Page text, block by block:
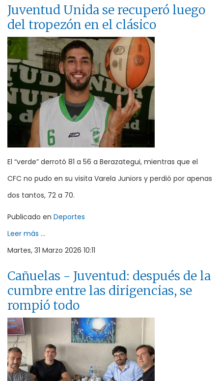
Juventud Unida se recuperó luego
del tropezón en el clásico
El “verde” derrotó 81 a 56 a Berazategui, mientras que el
CFC no pudo en su visita Varela Juniors y perdió por apenas
dos tantos, 72 a 70.
Publicado en Deportes
Leer más ...
Martes, 31 Marzo 2026 10:11
Cañuelas - Juventud: después de la
cumbre entre las dirigencias, se
rompió todo